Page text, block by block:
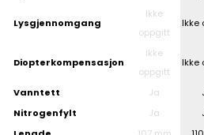
Lysgjennomgang
Ikke
oppgitt
Ikke
Diopterkompensasjon
Ikke
oppgitt
Ikke
Vanntett Ja
Nitrogenfylt
Ja